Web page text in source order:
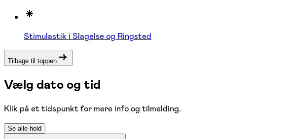
Stimulastik i Slagelse og Ringsted
Tilbage til toppen
Vælg dato og tid
Klik på et tidspunkt for mere info og tilmelding.
Se alle hold